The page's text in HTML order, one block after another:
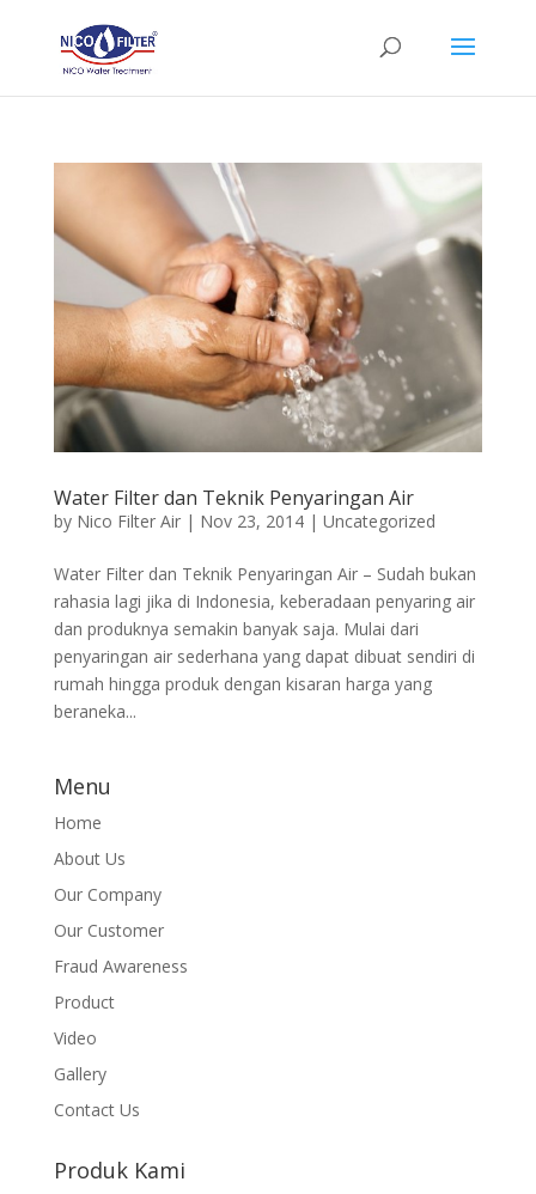
Water Filter dan Teknik Penyaringan Air
by Nico Filter Air| Nov 23, 2014| Uncategorized
Water Filter dan Teknik Penyaringan Air – Sudah bukan
rahasia lagi jika di Indonesia, keberadaan penyaring air
dan produknya semakin banyak saja. Mulai dari
penyaringan air sederhana yang dapat dibuat sendiri di
rumah hingga produk dengan kisaran harga yang
beraneka...
Menu
Home
About Us
Our Company
Our Customer
Fraud Awareness
Product
Video
Gallery
Contact Us
Produk Kami